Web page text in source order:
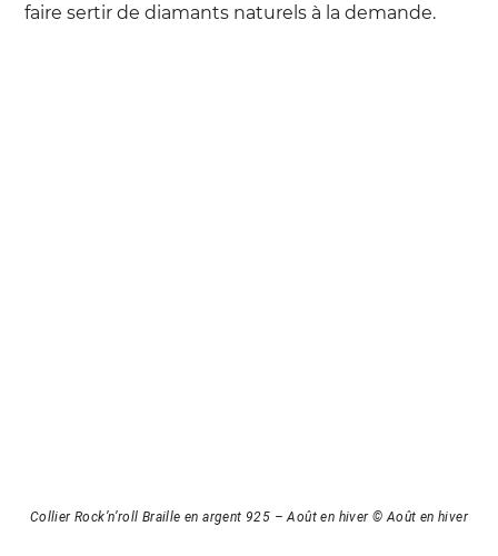
faire sertir de diamants naturels à la demande.
Collier Rock’n’roll Braille en argent 925 – Août en hiver © Août en hiver